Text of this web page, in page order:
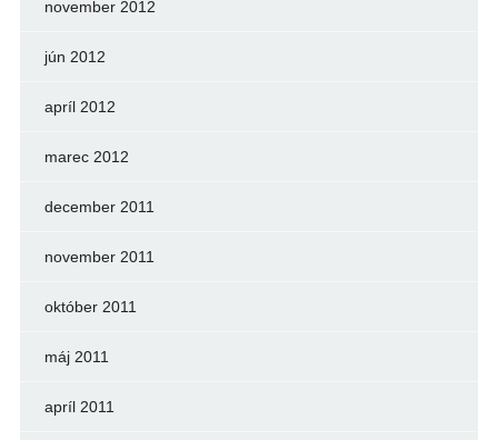
november 2012
jún 2012
apríl 2012
marec 2012
december 2011
november 2011
október 2011
máj 2011
apríl 2011